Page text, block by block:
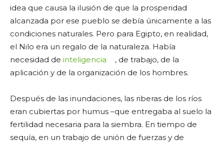
idea que causa la ilusión de que la prosperidad
alcanzada por ese pueblo se debía únicamente a las
condiciones naturales. Pero para Egipto, en realidad,
el Nilo era un regalo de la naturaleza. Había
necesidad de inteligencia
, de trabajo, de la
aplicación y de la organización de los hombres.
Después de las inundaciones, las riberas de los ríos
eran cubiertas por humus –que entregaba al suelo la
fertilidad necesaria para la siembra. En tiempo de
sequía, en un trabajo de unión de fuerzas y de